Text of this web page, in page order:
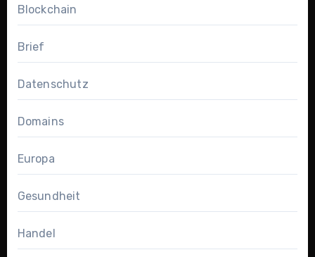
Blockchain
Brief
Datenschutz
Domains
Europa
Gesundheit
Handel